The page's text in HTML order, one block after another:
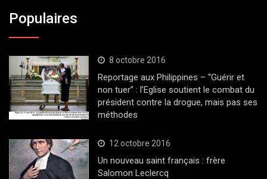
Populaires
8 octobre 2016
Reportage aux Philippines – “Guérir et
non tuer” : l’Eglise soutient le combat du
président contre la drogue, mais pas ses
méthodes
12 octobre 2016
Un nouveau saint français : frère
Salomon Leclercq